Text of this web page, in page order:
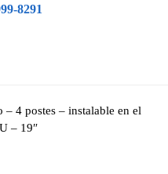
8291
4 postes – instalable en el
– 19″